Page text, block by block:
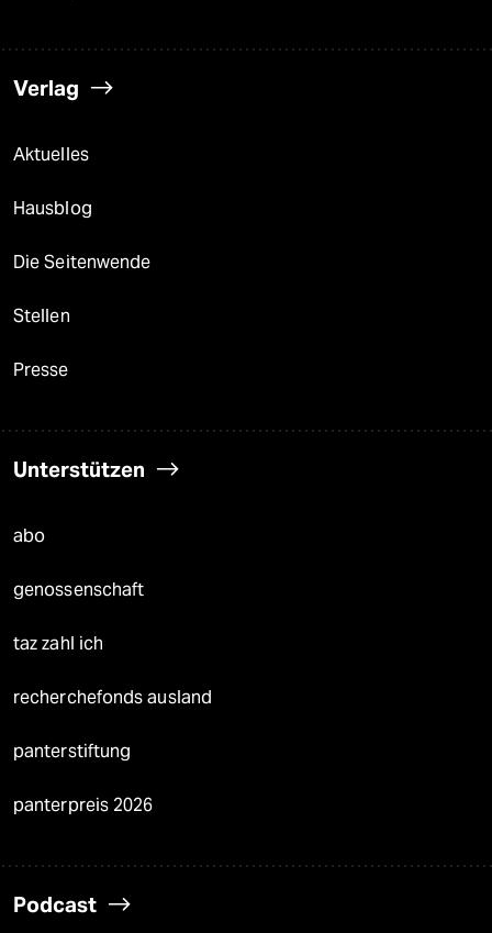
Verlag
Aktuelles
Hausblog
Die Seitenwende
Stellen
Presse
Unterstützen
abo
genossenschaft
taz zahl ich
recherchefonds ausland
panterstiftung
panterpreis 2026
Podcast